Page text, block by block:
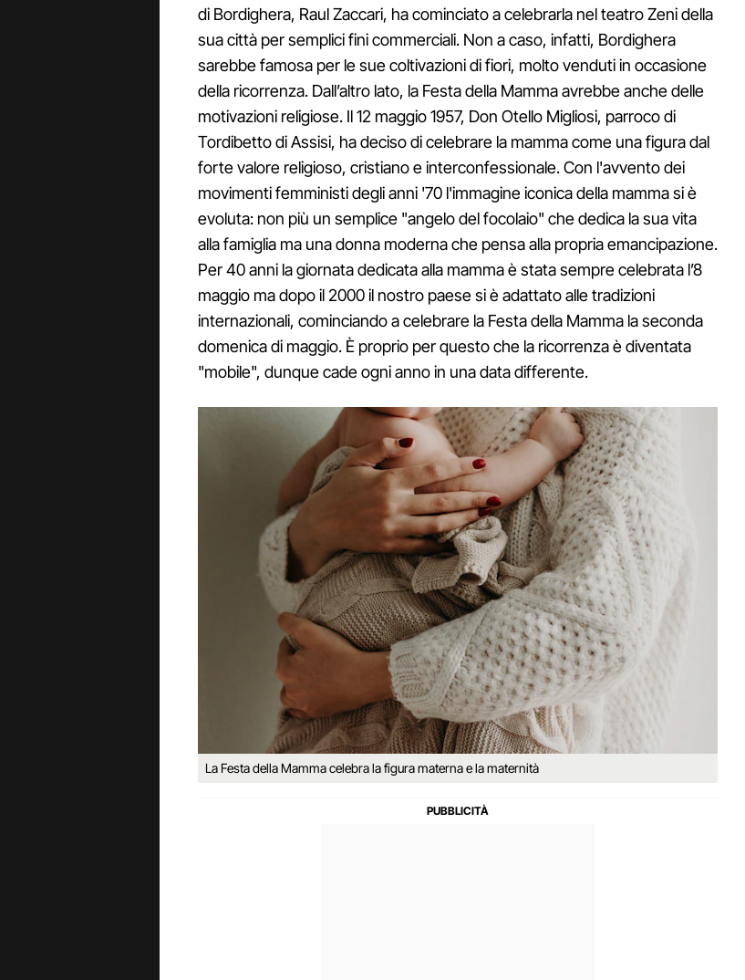
di Bordighera, Raul Zaccari, ha cominciato a celebrarla nel teatro Zeni della
sua città per semplici fini commerciali. Non a caso, infatti, Bordighera
sarebbe famosa per le sue coltivazioni di fiori, molto venduti in occasione
della ricorrenza. Dall’altro lato, la Festa della Mamma avrebbe anche delle
motivazioni religiose. Il 12 maggio 1957, Don Otello Migliosi, parroco di
Tordibetto di Assisi, ha deciso di celebrare la mamma come una figura dal
forte valore religioso, cristiano e interconfessionale. Con l'avvento dei
movimenti femministi degli anni '70 l'immagine iconica della mamma si è
evoluta: non più un semplice "angelo del focolaio" che dedica la sua vita
alla famiglia ma una donna moderna che pensa alla propria emancipazione.
Per 40 anni la giornata dedicata alla mamma è stata sempre celebrata l’8
maggio ma dopo il 2000 il nostro paese si è adattato alle tradizioni
internazionali, cominciando a celebrare la Festa della Mamma la seconda
domenica di maggio. È proprio per questo che la ricorrenza è diventata
"mobile", dunque cade ogni anno in una data differente.
La Festa della Mamma celebra la figura materna e la maternità